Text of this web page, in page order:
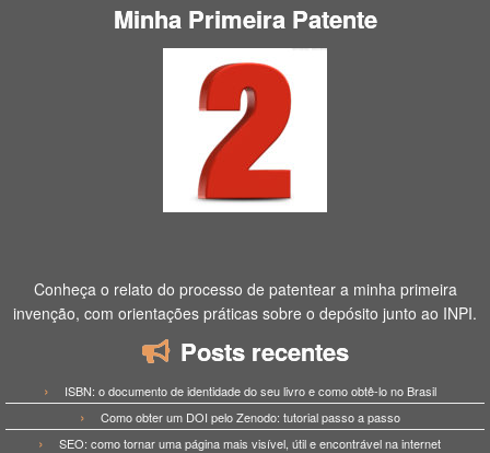
Minha Primeira Patente
Conheça o relato do processo de patentear a minha primeira
invenção, com orientações práticas sobre o depósito junto ao INPI.
Posts recentes
ISBN: o documento de identidade do seu livro e como obtê-lo no Brasil
Como obter um DOI pelo Zenodo: tutorial passo a passo
SEO: como tornar uma página mais visível, útil e encontrável na internet